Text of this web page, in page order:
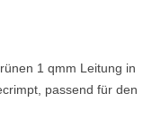
1 qmm Leitung in
passend für den